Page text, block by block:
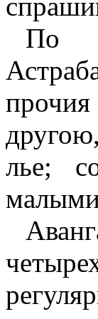
По
лье;
малыми